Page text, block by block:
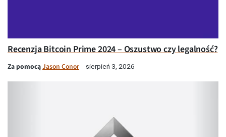
Recenzja Bitcoin Prime 2024 – Oszustwo czy legalność?
Za pomocąJason Conor sierpień 3, 2026